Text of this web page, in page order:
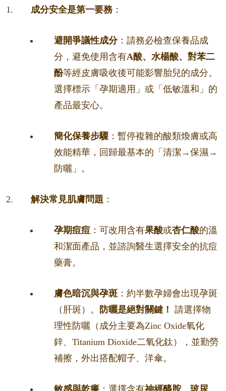
成分安全是第一要務：
避開爭議性成分：請務必檢查保養品成
分，避免使用含有A酸、水楊酸、對苯二
酚等經皮膚吸收後可能影響胎兒的成分。
選擇標示「孕期適用」或「低敏溫和」的
產品最安心。
簡化保養步驟 ：暫停複雜的酸類煥膚或高
效能精華，回歸最基本的「清潔→保濕→
防曬」。
解決常見肌膚問題 ：
孕期痘痘 ：可改用含有果酸或杏仁酸的溫
和潔面產品，並諮詢醫生選擇安全的抗痘
藥膏。
膚色暗沉與孕斑 ：約半數孕婦會出現孕斑
（肝斑）。
防曬是絕對關鍵！ 請選擇物
理性防曬（成分主要為Zinc Oxide氧化
鋅、Titanium Dioxide二氧化鈦），並勤勞
補擦，外出搭配帽子、洋傘。